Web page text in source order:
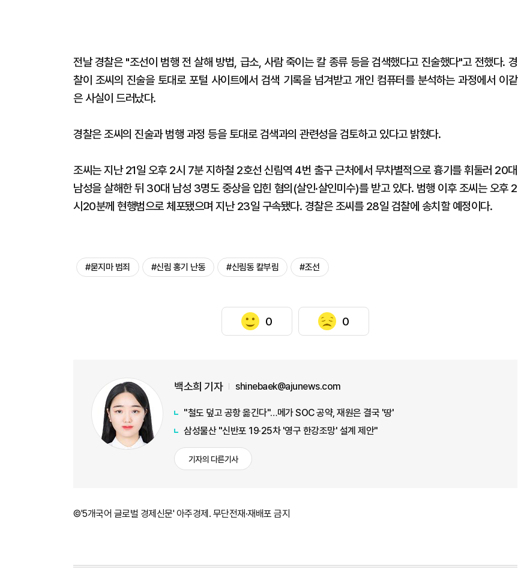
전날 경찰은 "조선이 범행 전 살해 방법, 급소, 사람 죽이는 칼 종류 등을 검색했다고 진술했다"고 전했다. 경
찰이 조씨의 진술을 토대로 포털 사이트에서 검색 기록을 넘겨받고 개인 컴퓨터를 분석하는 과정에서 이같
은 사실이 드러났다.
경찰은 조씨의 진술과 범행 과정 등을 토대로 검색과의 관련성을 검토하고 있다고 밝혔다.
조씨는 지난 21일 오후 2시 7분 지하철 2호선 신림역 4번 출구 근처에서 무차별적으로 흉기를 휘둘러 20대
남성을 살해한 뒤 30대 남성 3명도 중상을 입힌 혐의(살인·살인미수)를 받고 있다. 범행 이후 조씨는 오후 2
시20분께 현행범으로 체포됐으며 지난 23일 구속됐다. 경찰은 조씨를 28일 검찰에 송치할 예정이다.
#묻지마 범죄 #신림 홍기 난동 #신림동 칼부림 #조선
0 0
백소희 기자 shinebaek@ajunews.com
"철도 덮고 공항 옮긴다"…메가 SOC 공약, 재원은 결국 '땅'
삼성물산 "신반포 19·25차 '영구 한강조망' 설계 제안"
기자의 다른기사
©'5개국어 글로벌 경제신문' 아주경제. 무단전재·재배포 금지